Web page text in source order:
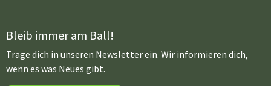
Bleib immer am Ball!
Trage dich in unseren Newsletter ein. Wir informieren dich,
wenn es was Neues gibt.